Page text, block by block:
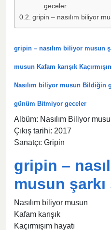
geceler
gripin – nasılım biliyor
gripin – nasılım biliyor musun
musun Kafam karışık
Nasılım biliyor musun Bildiğin
günüm Bitmiyor geceler
Albüm: Nasılım Biliyor
Çıkış tarihi: 2017
Sanatçı: Gripin
gripin –
musun
Nasılım biliyor musun
Kafam karışık
Kaçırmışım hayatı